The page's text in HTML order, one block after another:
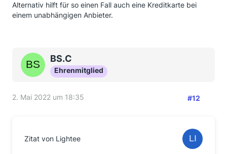
Alternativ hilft für so einen Fall auch eine Kreditkarte bei
einem unabhängigen Anbieter.
BS.C
Ehrenmitglied
2. Mai 2022 um 18:35 #12
Zitat von Lightee